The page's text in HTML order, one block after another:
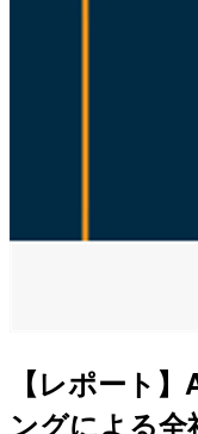
【レポート
ングによる全